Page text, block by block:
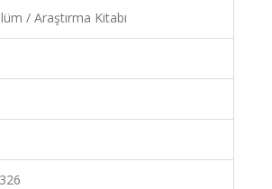
/ Araştırma Kitabı